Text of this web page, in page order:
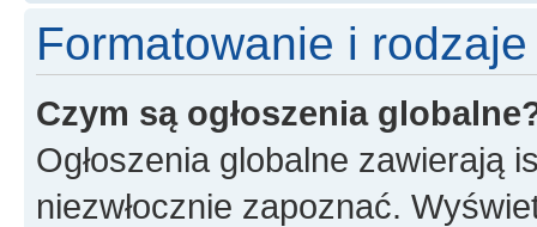
Formatowanie i
Czym są ogłoszenia
Ogłoszenia globalne zawierają
niezwłocznie zapoznać.